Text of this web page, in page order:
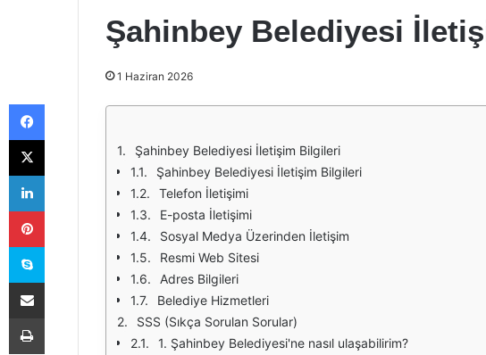
Şahinbey Belediyesi
1 Haziran 2026
Şahinbey Belediyesi İletişim Bilgileri
Şahinbey Belediyesi İletişim Bilgileri
Telefon İletişimi
E-posta İletişimi
Sosyal Medya Üzerinden İletişim
Resmi Web Sitesi
Adres Bilgileri
Belediye Hizmetleri
SSS (Sıkça Sorulan Sorular)
1. Şahinbey Belediyesi'ne nasıl ulaşabilirim?
Facebook
X
LinkedIn
Pinterest
Skype
E-Posta ile paylaş